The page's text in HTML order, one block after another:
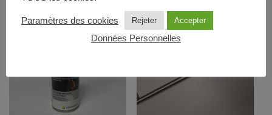
Paramètres des cookies Rejeter Accepter
Données Personnelles